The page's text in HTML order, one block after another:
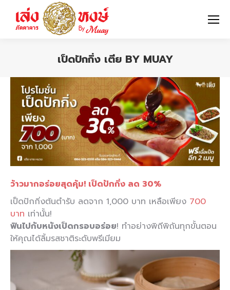
เป็ดปักกิ่ง เตีย BY MUAY
ว้าวมากอร่อยสุดคุ้ม! เป็ดปักกิ่ง ลด 30%
เป็ดปักกิ่งต้นตำรับ ลดจาก 1,000 บาท เหลือเพียง 700
บาท เท่านั้น!
ฟินไปกับหนังเป็ดกรอบอร่อย! ทำอย่างพิถีพิถันทุกขั้นตอน
ให้คุณได้ลิ้มรสชาติระดับพรีเมียม